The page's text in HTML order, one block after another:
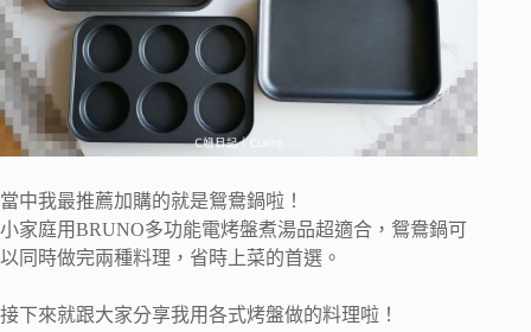
當中我最推薦加購的就是鴛鴦鍋啦！
小家庭用BRUNO多功能電烤盤煮湯品超適合，鴛鴦鍋可
以同時做完兩種料理，省時上菜的首選。
接下來就跟大家分享我用各式烤盤做的料理啦！